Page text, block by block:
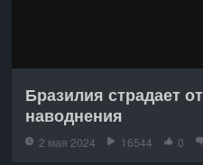
Бразилия страдает
наводнения
2 мая 2024 16544 0